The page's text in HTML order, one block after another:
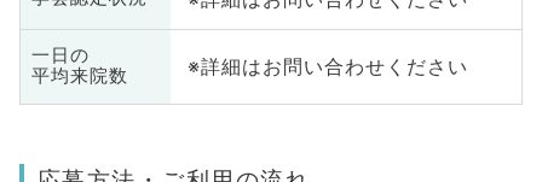
一日の
平均来院数
※詳細はお問い合わせください